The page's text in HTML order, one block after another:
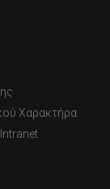
Χαρακτήρα